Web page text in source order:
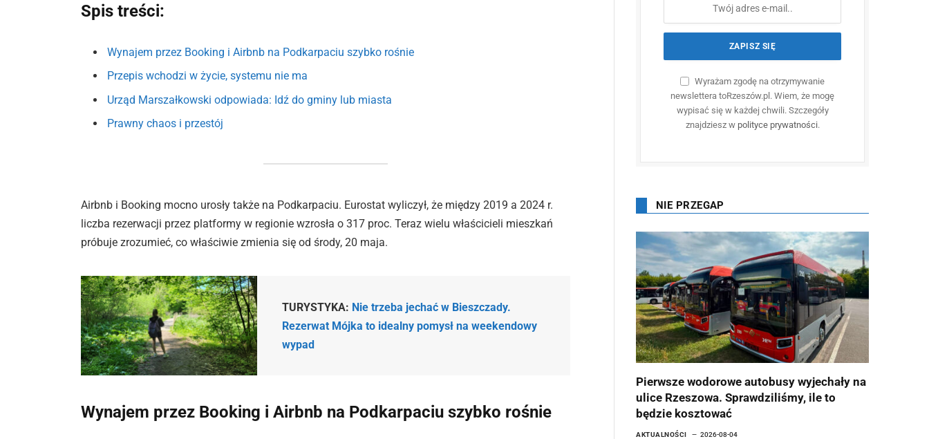
Spis treści:
Wynajem przez Booking i Airbnb na Podkarpaciu szybko rośnie
Przepis wchodzi w życie, systemu nie ma
Urząd Marszałkowski odpowiada: Idź do gminy lub miasta
Prawny chaos i przestój
Airbnb i Booking mocno urosły także na Podkarpaciu. Eurostat wyliczył, że między 2019 a 2024 r.
liczba rezerwacji przez platformy w regionie wzrosła o 317 proc. Teraz wielu właścicieli mieszkań
próbuje zrozumieć, co właściwie zmienia się od środy, 20 maja.
TURYSTYKA: Nie trzeba jechać w Bieszczady.
Rezerwat Mójka to idealny pomysł na weekendowy
wypad
Wynajem przez Booking i Airbnb na Podkarpaciu szybko rośnie
Wyrażam zgodę na otrzymywanie
newslettera toRzeszów.pl. Wiem, że mogę
wypisać się w każdej chwili. Szczegóły
znajdziesz w polityce prywatności.
NIE PRZEGAP
Pierwsze wodorowe autobusy wyjechały na
ulice Rzeszowa. Sprawdziliśmy, ile to
będzie kosztować
AKTUALNOŚCI 2026-08-04